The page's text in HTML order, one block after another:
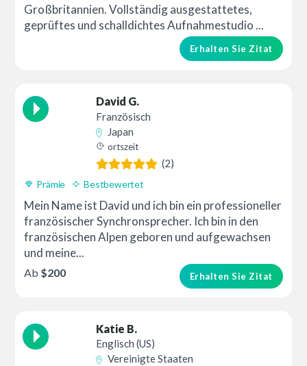
Großbritannien. Vollständig ausgestattetes,
geprüftes und schalldichtes Aufnahmestudio ...
Erhalten Sie Zitat
David G.
Französisch
Japan
ortszeit
(2)
Prämie Bestbewertet
Mein Name ist David und ich bin ein professioneller
französischer Synchronsprecher. Ich bin in den
französischen Alpen geboren und aufgewachsen
und meine...
Erhalten Sie Zitat
Ab $200
Katie B.
Englisch (US)
Vereinigte Staaten